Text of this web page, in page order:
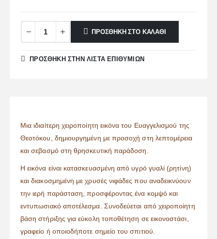
ΠΡΟΣΘΉΚΗ ΣΤΟ ΚΑΛΆΘΙ
ΠΡΌΣΘΉΚΗ ΣΤΗΝ ΛΊΣΤΑ ΕΠΙΘΥΜΙΏΝ
Μια ιδιαίτερη χειροποίητη εικόνα του Ευαγγελισμού της
Θεοτόκου, δημιουργημένη με προσοχή στη λεπτομέρεια
και σεβασμό στη θρησκευτική παράδοση.
Η εικόνα είναι κατασκευασμένη από υγρό γυαλί (ρητίνη)
και διακοσμημένη με χρυσές νιφάδες που αναδεικνύουν
την ιερή παράσταση, προσφέροντας ένα κομψό και
εντυπωσιακό αποτέλεσμα. Συνοδεύεται από χειροποίητη
βάση στήριξης για εύκολη τοποθέτηση σε εικονοστάσι,
γραφείο ή οποιοδήποτε σημείο του σπιτιού.